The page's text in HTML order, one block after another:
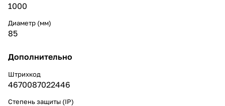
1000
Диаметр (мм)
85
Дополнительно
Штрихкод
4670087022446
Степень защиты (IP)